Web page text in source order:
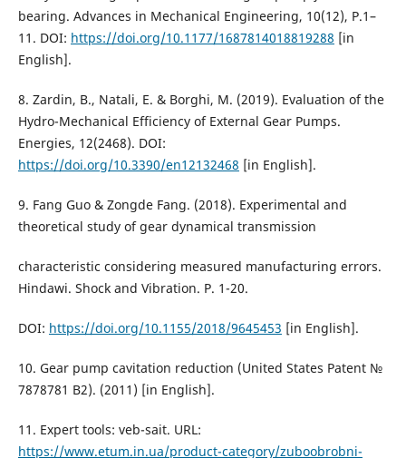
bearing. Advances in Mechanical Engineering, 10(12), P.1–
11. DOI: https://doi.org/10.1177/1687814018819288 [in
English].
8. Zardin, B., Natali, E. & Borghi, M. (2019). Evaluation of the
Hydro-Mechanical Efficiency of External Gear Pumps.
Energies, 12(2468). DOI:
https://doi.org/10.3390/en12132468 [in English].
9. Fang Guo & Zongde Fang. (2018). Experimental and
theoretical study of gear dynamical transmission
characteristic considering measured manufacturing errors.
Hindawi. Shock and Vibration. P. 1-20.
DOI: https://doi.org/10.1155/2018/9645453 [in English].
10. Gear pump cavitation reduction (United States Patent №
7878781 B2). (2011) [in English].
11. Expert tools: veb-sait. URL:
https://www.etum.in.ua/product-category/zuboobrobni-